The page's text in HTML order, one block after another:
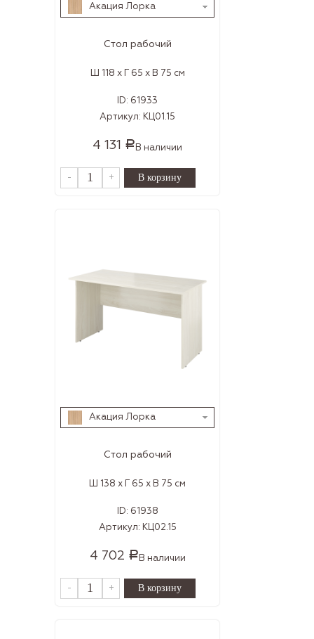
Акация Лорка
Стол рабочий
Ш 118 x Г 65 x В 75 см
ID: 61933
Артикул: КЦ01.15
4 131 Р В наличии
- +
Акация Лорка
Стол рабочий
Ш 138 x Г 65 x В 75 см
ID: 61938
Артикул: КЦ02.15
4 702 Р В наличии
- +